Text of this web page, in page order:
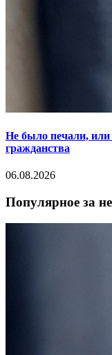
Не было печали, или
гражданства
06.08.2026
Популярное за